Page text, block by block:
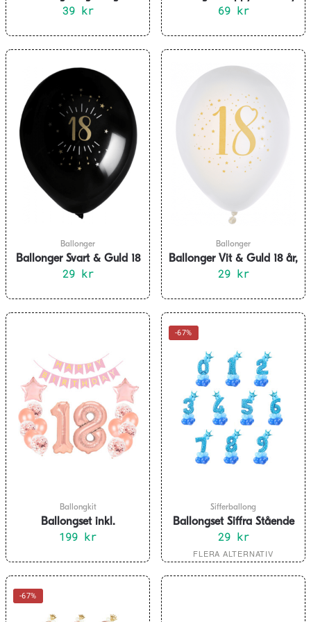
39 kr
grön/guld 33 cm 12-pack
69 kr
Ballonger
Ballonger Svart & Guld 18
år, 8-pack
29 kr
Ballonger
Ballonger Vit & Guld 18 år,
8-pack
29 kr
Ballongkit
Ballongset inkl.
Flaggbanderoll För 18
199 kr
-67%
Sifferballong
Ballongset Siffra Stående
Blå ”0-9”
29 kr
Den
FLERA ALTERNATIV
-67%